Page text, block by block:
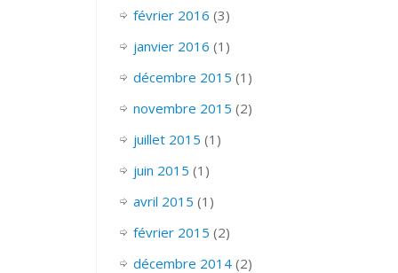
février 2016 (3)
janvier 2016 (1)
décembre 2015 (1)
novembre 2015 (2)
juillet 2015 (1)
juin 2015 (1)
avril 2015 (1)
février 2015 (2)
décembre 2014(2)